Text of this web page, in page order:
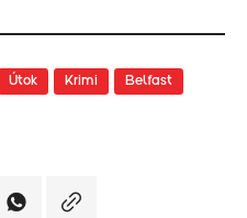
Útok Krimi Belfast